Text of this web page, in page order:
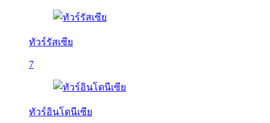
ทัวร์รัสเซีย
7
ทัวร์อินโดนีเซีย